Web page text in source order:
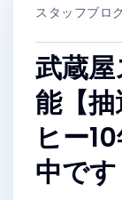
スタッフブロ
武蔵
能【
ヒー
中です